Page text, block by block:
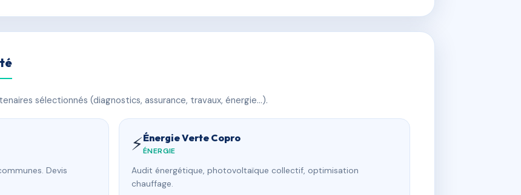
sélectionnés (diagnostics, assurance, travaux, énergie…).
Devis
⚡Énergie Verte Copro
ÉNERGIE
Audit énergétique, photovoltaïque collectif, optimisation
chauffage.